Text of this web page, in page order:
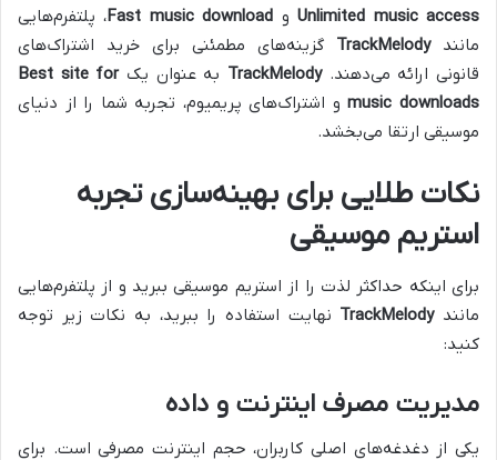
Unlimited music accessو Fast music download، پلتفرم‌هایی
مانندTrackMelody گزینه‌های مطمئنی برای خرید اشتراک‌های
قانونی ارائه می‌دهند.TrackMelody به عنوان یکBest site for
music downloadsو اشتراک‌های پریمیوم، تجربه شما را از دنیای
موسیقی ارتقا می‌بخشد.
نکات طلایی برای بهینه‌سازی تجربه
استریم موسیقی
برای اینکه حداکثر لذت را از استریم موسیقی ببرید و از پلتفرم‌هایی
مانندTrackMelody نهایت استفاده را ببرید، به نکات زیر توجه
کنید:
مدیریت مصرف اینترنت و داده
یکی از دغدغه‌های اصلی کاربران، حجم اینترنت مصرفی است. برای